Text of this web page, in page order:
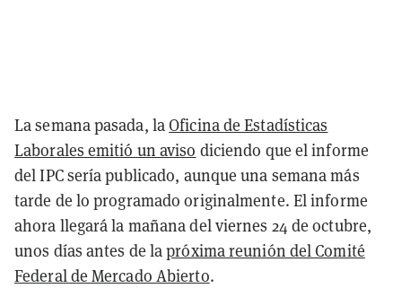
La semana pasada, laOficina de Estadísticas
Laborales emitió un aviso diciendo que el informe
del IPC sería publicado, aunque una semana más
tarde de lo programado originalmente. El informe
ahora llegará la mañana del viernes 24 de octubre,
unos días antes de lapróxima reunión del Comité
Federal de Mercado Abierto.